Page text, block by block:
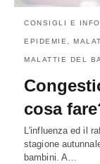
CONSIGLI E
EPIDEMIE,
MALATTIE DEL
cosa
L'influenza ed il
stagione
bambini. A…